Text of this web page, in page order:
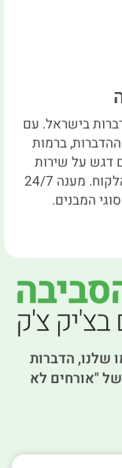
בישראל. עם
ברמות
דגש על שירות
מקצועי ואדיב, בהתאמה מלאה לצרכי הלקוח. מענה 24/7
המבנים.
שלנו, הדברות
"אורחים לא